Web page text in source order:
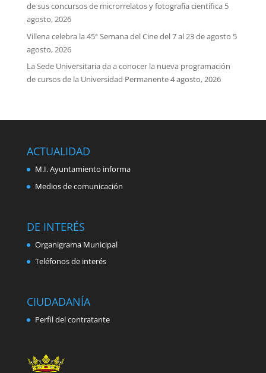
de sus concursos de microrrelatos y fotografía científica 5
agosto, 2026
Villena celebra la 45ª Semana del Cine del 7 al 23 de agosto 5
agosto, 2026
La Sede Universitaria da a conocer la nueva programación
de cursos de la Universidad Permanente4 agosto, 2026
ACTUALIDAD
M.I. Ayuntamiento informa
Medios de comunicación
DE INTERÉS
Organigrama Municipal
Teléfonos de interés
CIUDADANÍA
Perfil del contratante